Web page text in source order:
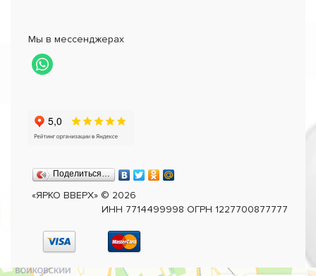
Мы в мессенджерах
Поделиться…
«ЯРКО ВВЕРХ» © 2026
ИНН 7714499998 ОГРН 1227700877777